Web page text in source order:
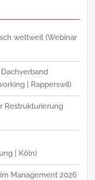
weltweit (Webinar
| Rapperswil)
Restrukturierung
| Köln)
Management 2026